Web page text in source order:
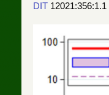
DIT 12021:356:1.1